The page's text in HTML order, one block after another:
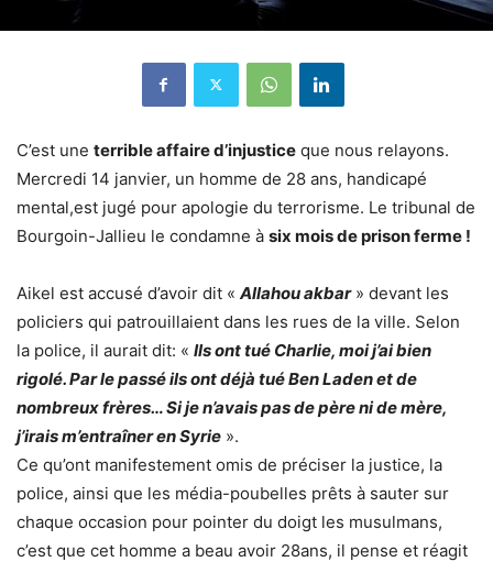
C’est une terrible affaire d’injustice que nous relayons.
Mercredi 14 janvier, un homme de 28 ans, handicapé
mental,est jugé pour apologie du terrorisme. Le tribunal de
Bourgoin-Jallieu le condamne à six mois de prison ferme !
Aikel est accusé d’avoir dit « Allahou akbar » devant les
policiers qui patrouillaient dans les rues de la ville. Selon
la police, il aurait dit: « Ils ont tué Charlie, moi j’ai bien
rigolé. Par le passé ils ont déjà tué Ben Laden et de
nombreux frères… Si je n’avais pas de père ni de mère,
j’irais m’entraîner en Syrie ».
Ce qu’ont manifestement omis de préciser la justice, la
police, ainsi que les média-poubelles prêts à sauter sur
chaque occasion pour pointer du doigt les musulmans,
c’est que cet homme a beau avoir 28ans, il pense et réagit